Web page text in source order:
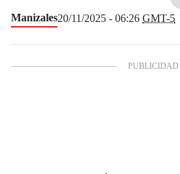
Manizales20/11/2025 - 06:26 GMT-5